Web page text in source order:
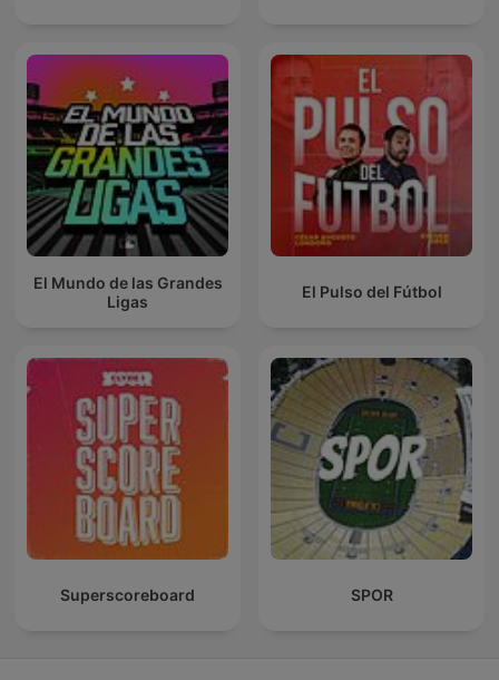
El Mundo de las Grandes
Ligas
El Pulso del Fútbol
Superscoreboard SPOR